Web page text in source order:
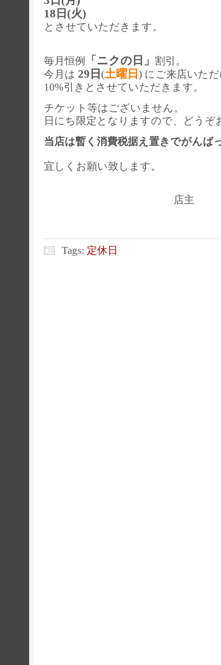
18日(火)
とさせていただきます。
毎月恒例 「ニクの日」 割引。
今月は 29日 (土曜日 ) にご来店いた
10%引きとさせていただきます。
チケット等はございません。
日にち限定となりますので、どうぞ
当店は暫く消費税据え置きでがんば
宜しくお願い致します。
店主
Tags: 定休日